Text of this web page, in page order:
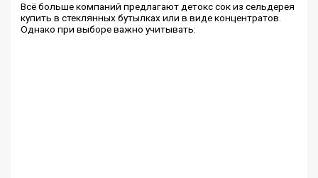
Всё больше компаний предлагают детокс сок из сельдерея
купить в стеклянных бутылках или в виде концентратов.
Однако при выборе важно учитывать: